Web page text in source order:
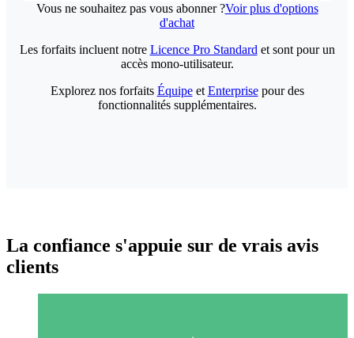
Vous ne souhaitez pas vous abonner ?Voir plus d'options
d'achat
Les forfaits incluent notre Licence Pro Standard et sont pour un
accès mono-utilisateur.
Explorez nos forfaits Équipeet Enterprisepour des
fonctionnalités supplémentaires.
La confiance s'appuie sur de vrais avis
clients